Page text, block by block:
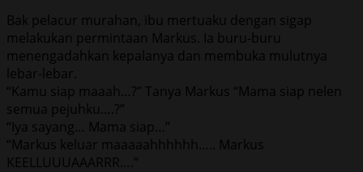
Bak pelacur murahan, ibu mertuaku dengan sigap
melakukan permintaan Markus. Ia buru-buru
menengadahkan kepalanya dan membuka mulutnya
lebar-lebar.
“Kamu siap maaah…?” Tanya Markus “Mama siap nelen
semua pejuhku….?”
“Iya sayang… Mama siap…”
“Markus keluar maaaaahhhhhh….. Markus
KEELLUUUAAARRR….”